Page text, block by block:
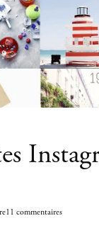
11 commentaires